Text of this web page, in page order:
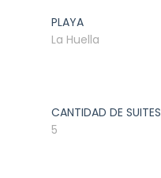
PLAYA
La Huella
CANTIDAD DE SUITES
5